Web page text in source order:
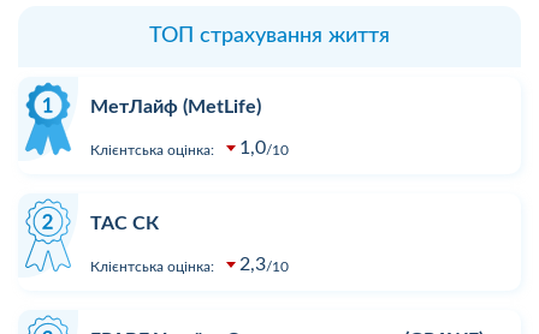
ТОП страхування життя
МетЛайф (MetLife)
Клієнтська оцінка: 1,0 10
ТАС СК
Клієнтська оцінка: 2,3 10